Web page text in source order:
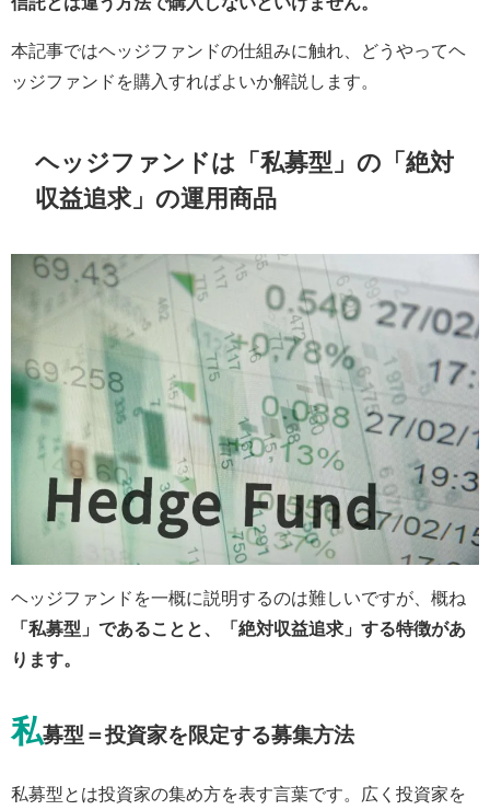
本記事ではヘッジファンドの仕組みに触れ、どうやってヘ
ッジファンドを購入すればよいか解説します。
ヘッジファンドは「私募型」の「絶対
収益追求」の運用商品
ヘッジファンドを一概に説明するのは難しいですが、概ね
「私募型」であることと、「絶対収益追求」する特徴があ
ります。
私募型＝投資家を限定する募集方法
私募型とは投資家の集め方を表す言葉です。広く投資家を